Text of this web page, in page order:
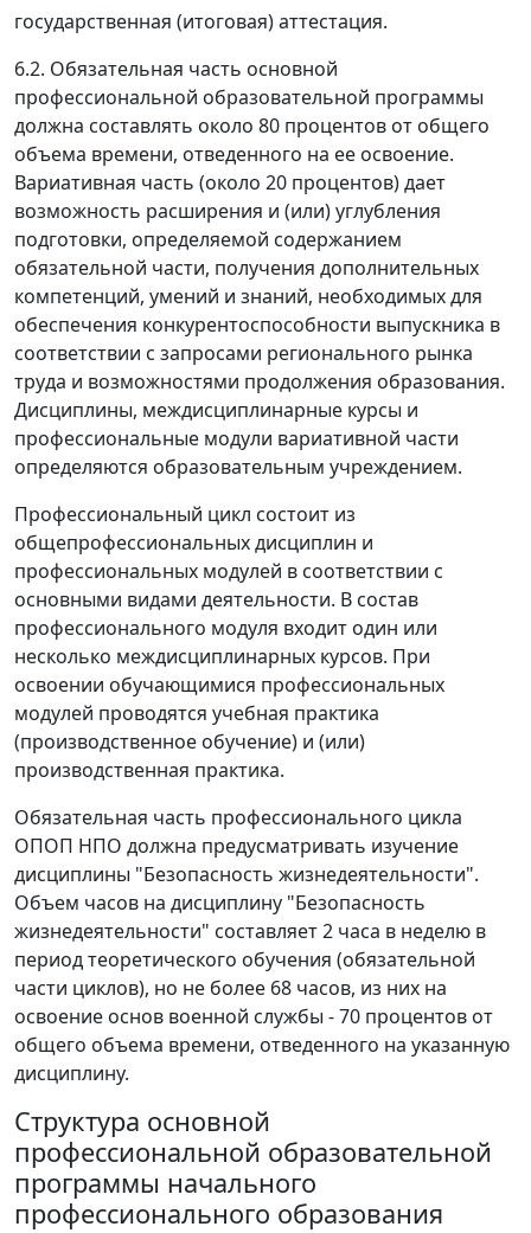
государственная (итоговая) аттестация.
6.2. Обязательная часть основной
профессиональной образовательной программы
должна составлять около 80 процентов от общего
объема времени, отведенного на ее освоение.
Вариативная часть (около 20 процентов) дает
возможность расширения и (или) углубления
подготовки, определяемой содержанием
обязательной части, получения дополнительных
компетенций, умений и знаний, необходимых для
обеспечения конкурентоспособности выпускника в
соответствии с запросами регионального рынка
труда и возможностями продолжения образования.
Дисциплины, междисциплинарные курсы и
профессиональные модули вариативной части
определяются образовательным учреждением.
Профессиональный цикл состоит из
общепрофессиональных дисциплин и
профессиональных модулей в соответствии с
основными видами деятельности. В состав
профессионального модуля входит один или
несколько междисциплинарных курсов. При
освоении обучающимися профессиональных
модулей проводятся учебная практика
(производственное обучение) и (или)
производственная практика.
Обязательная часть профессионального цикла
ОПОП НПО должна предусматривать изучение
дисциплины "Безопасность жизнедеятельности".
Объем часов на дисциплину "Безопасность
жизнедеятельности" составляет 2 часа в неделю в
период теоретического обучения (обязательной
части циклов), но не более 68 часов, из них на
освоение основ военной службы - 70 процентов от
общего объема времени, отведенного на указанную
дисциплину.
Структура основной
профессиональной образовательной
программы начального
профессионального образования